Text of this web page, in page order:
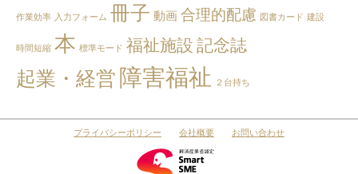
作業効率 入力フォーム 冊子 動画 合理的配慮 図書カード 建設
時間短縮 本 標準モード 福祉施設 記念誌
起業・経営 障害福祉 ２台持ち
プライバシーポリシー 会社概要 お問い合わせ